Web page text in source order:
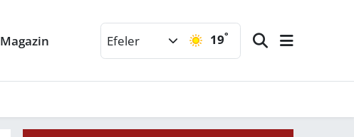
Magazin Efeler 19°